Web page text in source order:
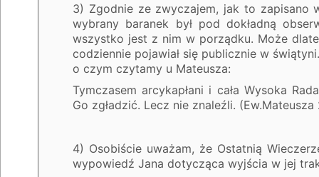
3) Zgodnie ze zwyczajem, jak to zapisano
wybrany baranek był pod dokładną
wszystko jest z nim w porządku. Może
codziennie pojawiał się publicznie w
o czym czytamy u Mateusza:
Tymczasem arcykapłani i cała Wysoka
Go zgładzić. Lecz nie znaleźli. (Ew.Mateusza
4) Osobiście uważam, że Ostatnią
wypowiedź Jana dotycząca wyjścia w jej